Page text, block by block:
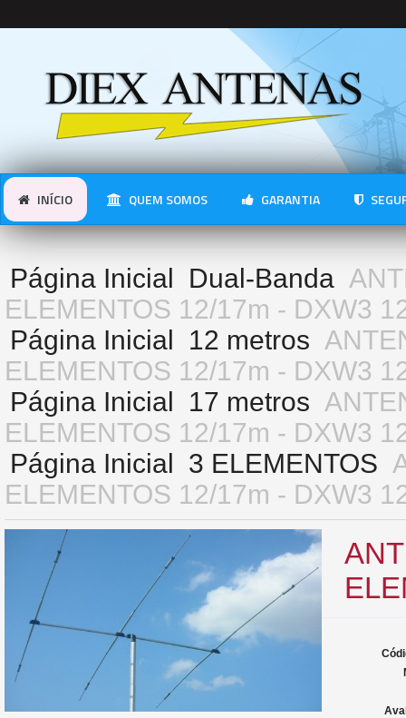
INÍCIO QUEM SOMOS GARANTIA
Página Inicial Dual-Banda
ELEMENTOS 12/17m - DXW3
Página Inicial
12 metros
ELEMENTOS 12/17m - DXW3
Página Inicial
17 metros
ELEMENTOS 12/17m - DXW3
Página Inicial 3 ELEMENTOS
ELEMENTOS 12/17m - DXW3